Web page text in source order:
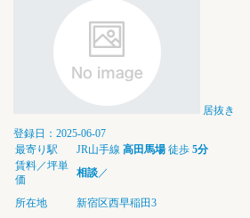
居抜き
登録日：2025-06-07
最寄り駅
JR山手線 高田馬場 徒歩 5分
賃料／坪単
価
相談／
所在地 新宿区西早稲田3